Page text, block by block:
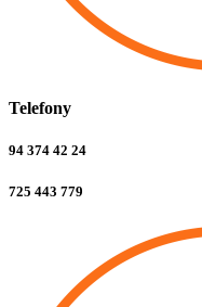
Telefony
94 374 42 24
725 443 779